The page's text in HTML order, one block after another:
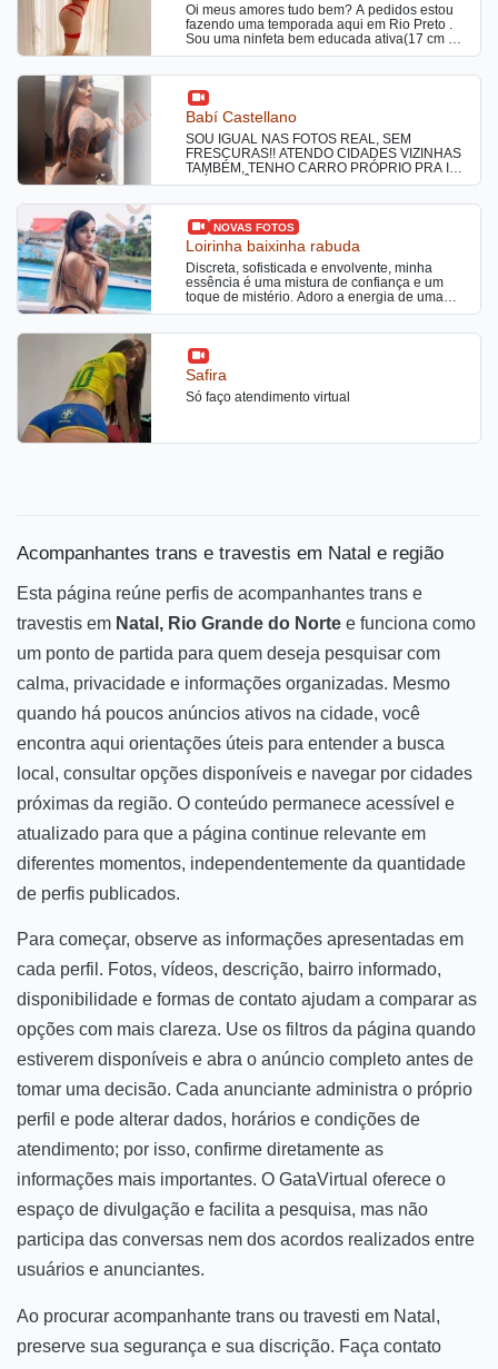
Oi meus amores tudo bem? A pedidos estou
fazendo uma temporada aqui em Rio Preto .
Sou uma ninfeta bem educada ativa(17 cm de
dote) e passiva , bunduda e bem atenciosa.
Venha me conhecer, um beijo
Babí Castellano
SOU IGUAL NAS FOTOS REAL, SEM
FRESCURAS!! ATENDO CIDADES VIZINHAS
TAMBÉM, TENHO CARRO PRÓPRIO PRA IR
ATÉ VOCÊ. MORO E ATENDO
AR E EXTREMAMENTE LIMPO E SEGURO.
babicastellanooficial nos apps vizinhos rs
Seja direto e objetivo, CHAMAR APENAS SE
FOR DO SEU INTERESSE ME CONTRATAR
COM VINTE MINUTOS DE ANTECEDÊNCIA!
Atendimento de PRIMEIRA QUALIDADE NA
CIDADE, venham se deliciar na grossura de
para realizar seus maiores fetiches, fantasias,
prazeres, gozadas, chuva dourada, beijo
grego até logo!!
NOVAS FOTOS
Loirinha baixinha rabuda
Discreta, sofisticada e envolvente, minha
essência é uma mistura de confiança e um
toque de mistério. Adoro a energia de uma
boa conversa que me desafia e me fascina,
pronta pra satisfazer seus desejos ocultos.
CONTEÚDOS +18, packs de vídeos pornô e
conteúdos solo. CHAMADA DE VÍDEO
completa e totalmente safada.
Safira
Só faço atendimento virtual
Acompanhantes trans e travestis em Natal e região
Esta página reúne perfis de acompanhantes trans e
travestis em Natal, Rio Grande do Norte e funciona como
um ponto de partida para quem deseja pesquisar com
calma, privacidade e informações organizadas. Mesmo
quando há poucos anúncios ativos na cidade, você
encontra aqui orientações úteis para entender a busca
local, consultar opções disponíveis e navegar por cidades
próximas da região. O conteúdo permanece acessível e
atualizado para que a página continue relevante em
diferentes momentos, independentemente da quantidade
de perfis publicados.
Para começar, observe as informações apresentadas em
cada perfil. Fotos, vídeos, descrição, bairro informado,
disponibilidade e formas de contato ajudam a comparar as
opções com mais clareza. Use os filtros da página quando
estiverem disponíveis e abra o anúncio completo antes de
tomar uma decisão. Cada anunciante administra o próprio
perfil e pode alterar dados, horários e condições de
atendimento; por isso, confirme diretamente as
informações mais importantes. O GataVirtual oferece o
espaço de divulgação e facilita a pesquisa, mas não
participa das conversas nem dos acordos realizados entre
usuários e anunciantes.
Ao procurar acompanhante trans ou travesti em Natal,
preserve sua segurança e sua discrição. Faça contato